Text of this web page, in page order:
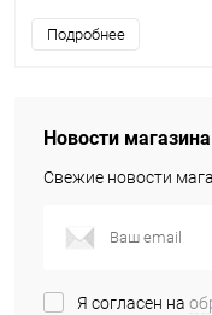
Подробнее
Новости магазина
Свежие новости
Я согласен на